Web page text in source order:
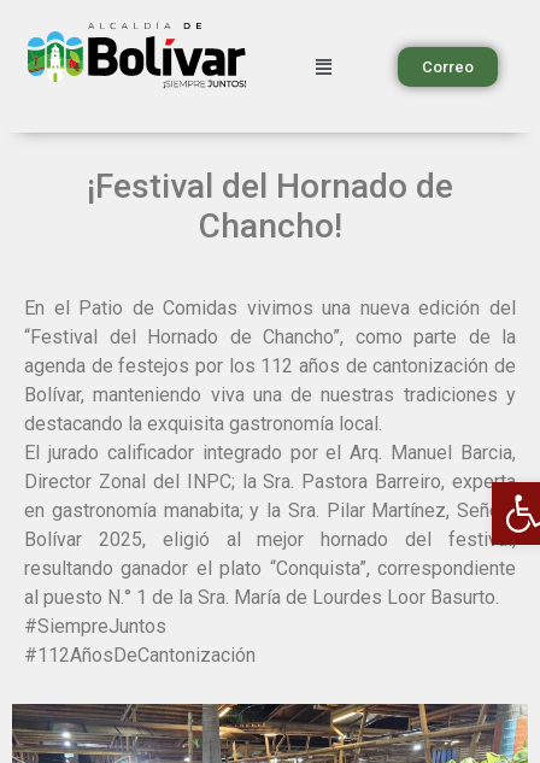
Correo
¡Festival del Hornado de
Chancho!
En el Patio de Comidas vivimos una nueva edición del
“Festival del Hornado de Chancho”, como parte de la
agenda de festejos por los 112 años de cantonización de
Bolívar, manteniendo viva una de nuestras tradiciones y
destacando la exquisita gastronomía local.
El jurado calificador integrado por el Arq. Manuel Barcia,
Director Zonal del INPC; la Sra. Pastora Barreiro, experta
en gastronomía manabita; y la Sra. Pilar Martínez, Señora
Bolívar 2025, eligió al mejor hornado del festival,
resultando ganador el plato “Conquista”, correspondiente
al puesto N.° 1 de la Sra. María de Lourdes Loor Basurto.
#SiempreJuntos
#112AñosDeCantonización